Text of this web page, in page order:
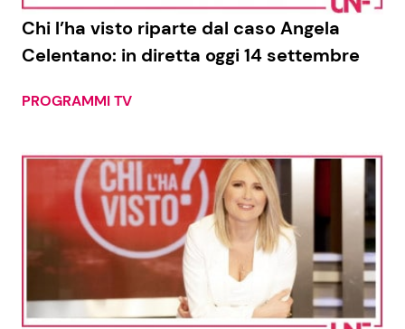
Redazione
Privacy Policy
Chi l’ha visto riparte dal caso Angela
Celentano: in diretta oggi 14 settembre
PROGRAMMI TV